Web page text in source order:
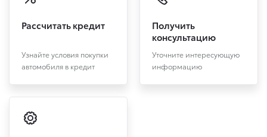
Рассчитать кредит
Узнайте условия покупки
автомобиля в кредит
Получить
консультацию
Уточните интересующую
информацию